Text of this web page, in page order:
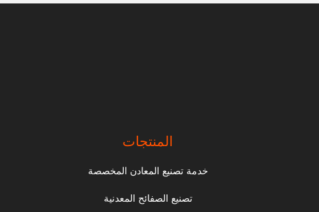
المنتجات
خدمة تصنيع المعادن المخصصة
تصنيع الصفائح المعدنية